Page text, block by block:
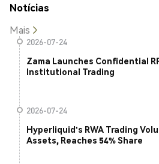
Notícias
Mais
2026-07-24
Zama Launches Confidential
Institutional Trading
2026-07-24
Hyperliquid's RWA Trading
Assets, Reaches 54% Share